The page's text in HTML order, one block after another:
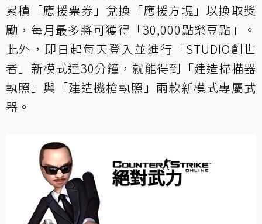
累積「應援票券」兌換「應援方塊」以換取獎
勵，每月最多將可獲得「30,000點樂豆點」。
此外，即日起每天登入並進行「STUDIO創世
者」新模式達30分鐘，就能得到「建造掃描器
執照」與「建造機槍執照」兩款新模式專屬武
器。